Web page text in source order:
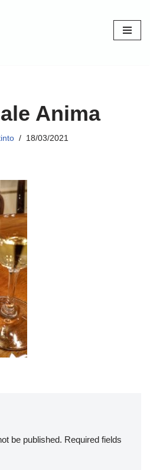
Anima
18/03/2021
be published. Required fields